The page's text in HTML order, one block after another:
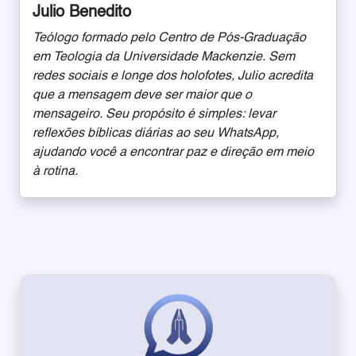
Julio Benedito
Teólogo formado pelo Centro de Pós-Graduação
em Teologia da Universidade Mackenzie. Sem
redes sociais e longe dos holofotes, Julio acredita
que a mensagem deve ser maior que o
mensageiro. Seu propósito é simples: levar
reflexões bíblicas diárias ao seu WhatsApp,
ajudando você a encontrar paz e direção em meio
à rotina.